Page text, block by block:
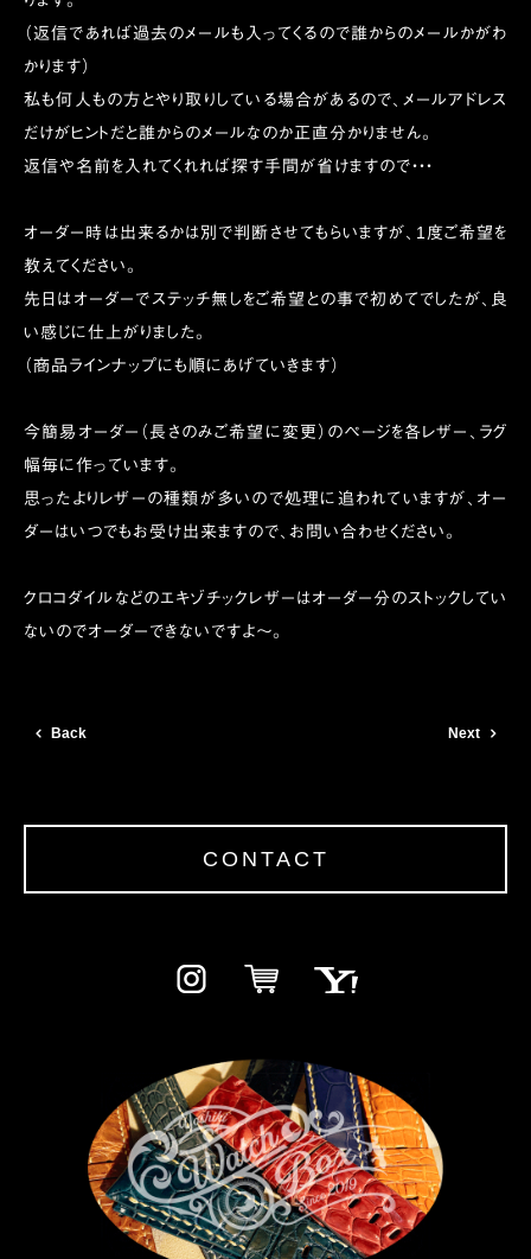
（返信であれば過去のメールも入ってくるので誰からのメールかがわ
かります）
私も何人もの方とやり取りしている場合があるので、メールアドレス
だけがヒントだと誰からのメールなのか正直分かりません。
返信や名前を入れてくれれば探す手間が省けますので・・・
オーダー時は出来るかは別で判断させてもらいますが、1度ご希望を
教えてください。
先日はオーダーでステッチ無しをご希望との事で初めてでしたが、良
い感じに仕上がりました。
（商品ラインナップにも順にあげていきます）
今簡易オーダー（長さのみご希望に変更）のページを各レザー、ラグ
幅毎に作っています。
思ったよりレザーの種類が多いので処理に追われていますが、オー
ダーはいつでもお受け出来ますので、お問い合わせください。
クロコダイルなどのエキゾチックレザーはオーダー分のストックしてい
ないのでオーダーできないですよ〜。
Back Next
CONTACT